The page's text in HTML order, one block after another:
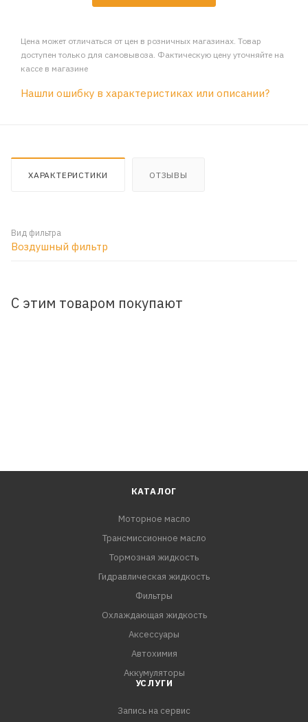
Цена может отличаться от цен в розничных магазинах. Товар
доступен только для самовывоза. Фактическую цену уточняйте на
кассе в магазине
Нашли ошибку в характеристиках или описании?
ХАРАКТЕРИСТИКИ ОТЗЫВЫ
Вид фильтра
Воздушный фильтр
С этим товаром покупают
КАТАЛОГ
Моторное масло
Трансмиссионное масло
Тормозная жидкость
Гидравлическая жидкость
Фильтры
Охлаждающая жидкость
Аксессуары
Автохимия
Аккумуляторы
УСЛУГИ
Запись на сервис